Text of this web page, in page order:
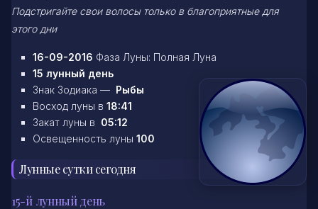
Подстригайте свои волосы только в благоприятные для
этого дни
16-09-2016 Фаза Луны: Полная Луна
15 лунный день
Знак Зодиака — Рыбы
Восход луны в 18:41
Закат луны в 05:12
Освещенность луны 100
Лунные сутки сегодня
15-й лунный день